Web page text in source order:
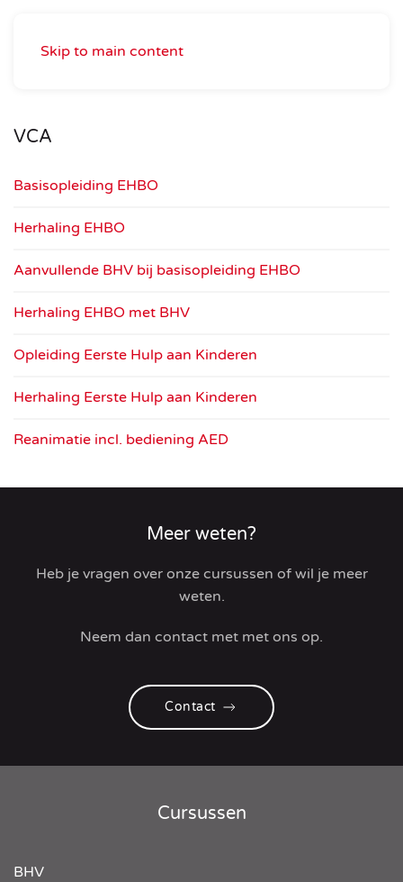
Skip to main content
VCA
Basisopleiding EHBO
Herhaling EHBO
Aanvullende BHV bij basisopleiding EHBO
Herhaling EHBO met BHV
Opleiding Eerste Hulp aan Kinderen
Herhaling Eerste Hulp aan Kinderen
Reanimatie incl. bediening AED
Meer weten?
Heb je vragen over onze cursussen of wil je meer
weten.
Neem dan contact met met ons op.
Contact
Cursussen
BHV